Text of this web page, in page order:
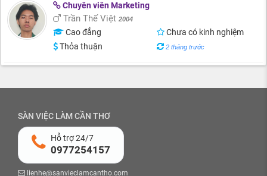
Chuyên viên Marketing
Trần Thế Việt 2004
Cao đẳng
Chưa có kinh nghiệm
Thỏa thuận
2 tháng trước
SÀN VIỆC LÀM CẦN THƠ
Hỗ trợ 24/7
0977254157
lienhe@sanvieclamcantho.com